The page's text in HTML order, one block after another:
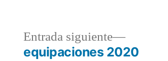
Entrada siguiente
Entrada
siguiente:
equipaciones 2020